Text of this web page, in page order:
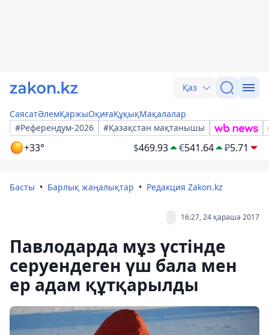
Қаз
СаясатӘлемҚаржыОқиғаҚұқықМақалалар
#Референдум-2026
#Қазақстан мақтанышы
+33° $469.93 €541.64 ₽5.71
Басты Барлық жаңалықтар Редакция Zakon.kz
16:27, 24 қараша 2017
Павлодарда мұз үстінде
серуендеген үш бала мен
ер адам құтқарылды